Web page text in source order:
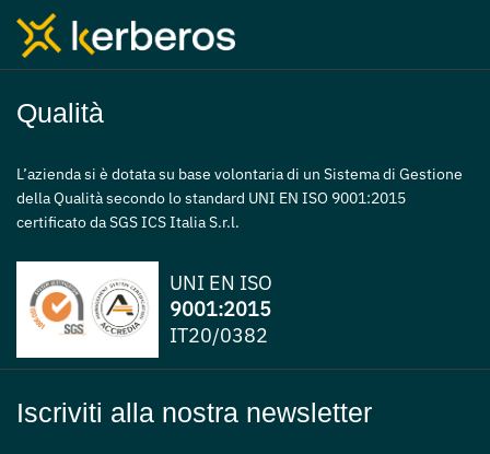
Qualità
L’azienda si è dotata su base volontaria di un Sistema di Gestione
della Qualità secondo lo standard UNI EN ISO 9001:2015
certificato da SGS ICS Italia S.r.l.
UNI EN ISO
9001:2015
IT20/0382
Iscriviti alla nostra newsletter